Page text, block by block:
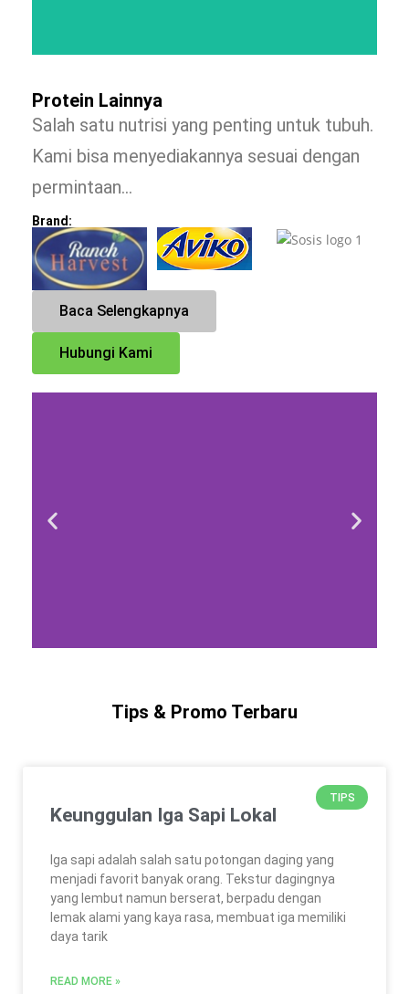
Protein Lainnya
Salah satu nutrisi yang penting untuk tubuh.
Kami bisa menyediakannya sesuai dengan
permintaan…
Brand:
Baca Selengkapnya
Hubungi Kami
Tips & Promo Terbaru
TIPS
Keunggulan Iga Sapi Lokal
Iga sapi adalah salah satu potongan daging yang
menjadi favorit banyak orang. Tekstur dagingnya
yang lembut namun berserat, berpadu dengan
lemak alami yang kaya rasa, membuat iga memiliki
daya tarik
READ MORE »